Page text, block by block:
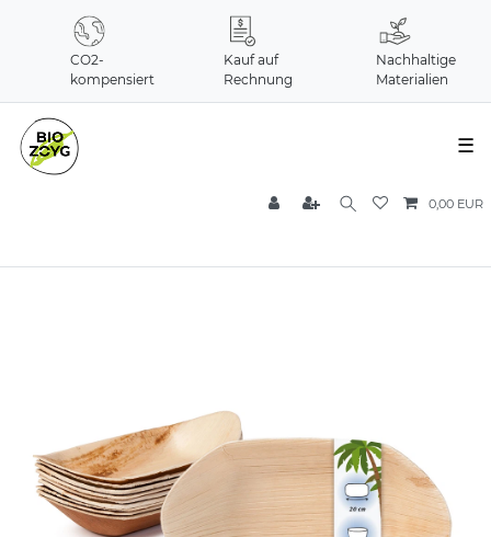
CO2-
kompensiert
Kauf auf
Rechnung
Nachhaltige
Materialien
☰
0,00 EUR